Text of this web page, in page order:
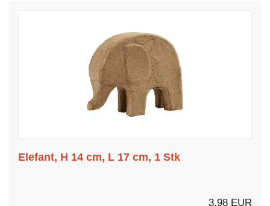
Elefant, H 14 cm, L 17 cm, 1 Stk
3,98 EUR